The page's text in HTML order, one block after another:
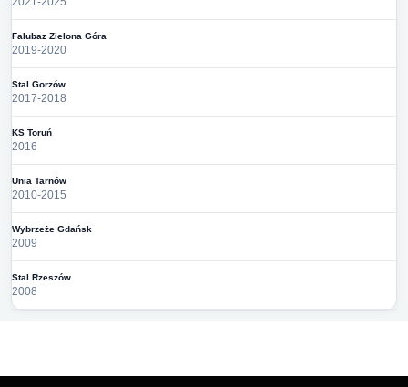
Falubaz Zielona Góra
2019-2020
Stal Gorzów
2017-2018
KS Toruń
2016
Unia Tarnów
2010-2015
Wybrzeże Gdańsk
2009
Stal Rzeszów
2008